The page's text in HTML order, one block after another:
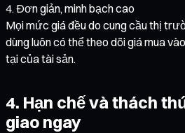
Đơn giản, minh bạch cao
Mọi mức giá đều do cung cầu thị
dùng luôn có thể theo dõi giá mua
tại của tài sản.
4. Hạn chế và thách
giao ngay